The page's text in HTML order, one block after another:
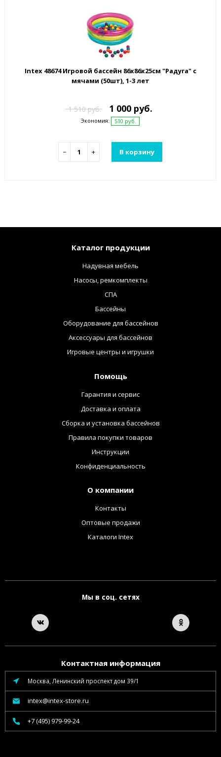
Intex 48674 Игровой бассейн 86x86x25см "Радуга" с
мячами (50шт), 1-3 лет
1 510 руб. 1 000 руб.
Экономия: 510 руб.
− + В корзину
Каталог продукции
Надувная мебель
Насосы, ремкомплекты
СПА
Бассейны
Оборудование для бассейнов
Аксессуары для бассейнов
Игровые центры и игрушки
Помощь
Гарантия и сервис
Доставка и оплата
Сборка и установка бассейнов
Правила покупки товаров
Инструкции
Конфиденциальность
О компании
Контакты
Оптовые продажи
Каталоги Intex
Мы в соц. сетях
Контактная информация
Москва, Ленинский проспект дом 39/1
intex@intex-store.ru
+7 (495) 979-99-24